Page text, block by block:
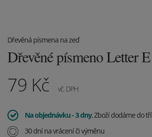
Dřevěná písmena na zeď
Dřevěné písmeno Letter E
79 Kč vč. DPH
Na objednávku - 3 dny, Zboží dodáme do
30 dní na vrácení či výměnu